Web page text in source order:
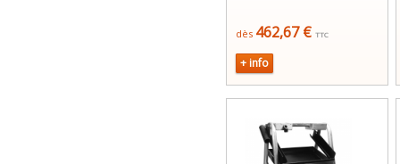
dès 462,67 € TTC
+ info